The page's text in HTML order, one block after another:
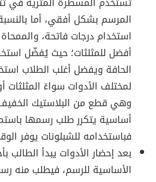
المرسم بشكل أفقي، أما
استخدام درجات فاتحة،
أفضل للمثلثات؛ حيث يُفضّل
الحافة ويفضل أغلب الطلاب
لمختلف الأدوات سواءً المثلثات
وهي قطع من البلاستيك
أساسية يتكرر طلب رسمها
فباستخدامه للشبلونات يوفر
بعد إحضار الأدوات يبدأ الطالب
الأساسية للرسم، فيطلب منه